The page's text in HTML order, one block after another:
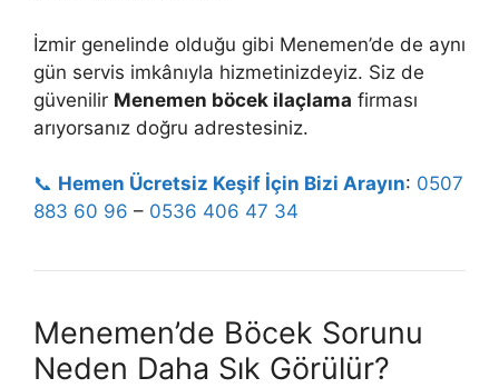
İzmir genelinde olduğu gibi Menemen’de de aynı
gün servis imkânıyla hizmetinizdeyiz. Siz de
güvenilir Menemen böcek ilaçlama firması
arıyorsanız doğru adrestesiniz.
📞 Hemen Ücretsiz Keşif İçin Bizi Arayın: 0507
883 60 96 – 0536 406 47 34
Menemen’de Böcek Sorunu
Neden Daha Sık Görülür?